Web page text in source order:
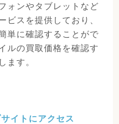
ォンやタブレットなど
ビスを提供しており、
単に確認することがで
ルの買取価格を確認す
ます。
イトにアクセス